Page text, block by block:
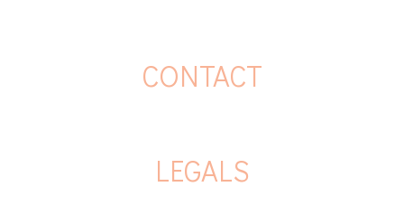
CONTACT
LEGALS